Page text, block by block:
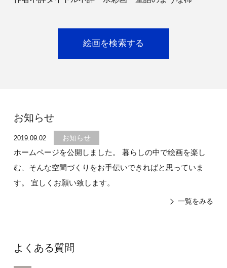
絵画を検索する
お知らせ
2019.09.02 お知らせ
ホームページを公開しました。 暮らしの中で絵画を楽し
む、そんな空間づくりをお手伝いできればと思っていま
す。 宜しくお願い致します。
一覧をみる
よくある質問